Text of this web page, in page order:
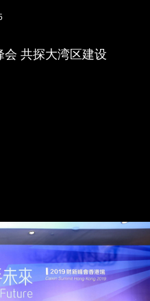
共探大湾区建设